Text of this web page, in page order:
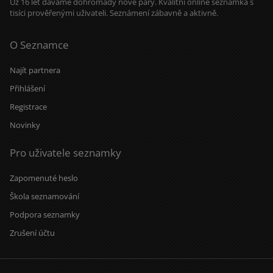
tisíci prověřenými uživateli. Seznámení zábavně a aktivně.
O Seznamce
Najít partnera
Přihlášení
Registrace
Novinky
Pro uživatele seznamky
Zapomenuté heslo
Škola seznamování
Podpora seznamky
Zrušení účtu